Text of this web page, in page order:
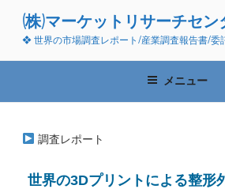
ン
(株)マーケットリサーチセン
❖ 世界の市場調査レポート/産業調査報告書/委
メニュー
調査レポート
世界の3Dプリントによる整形